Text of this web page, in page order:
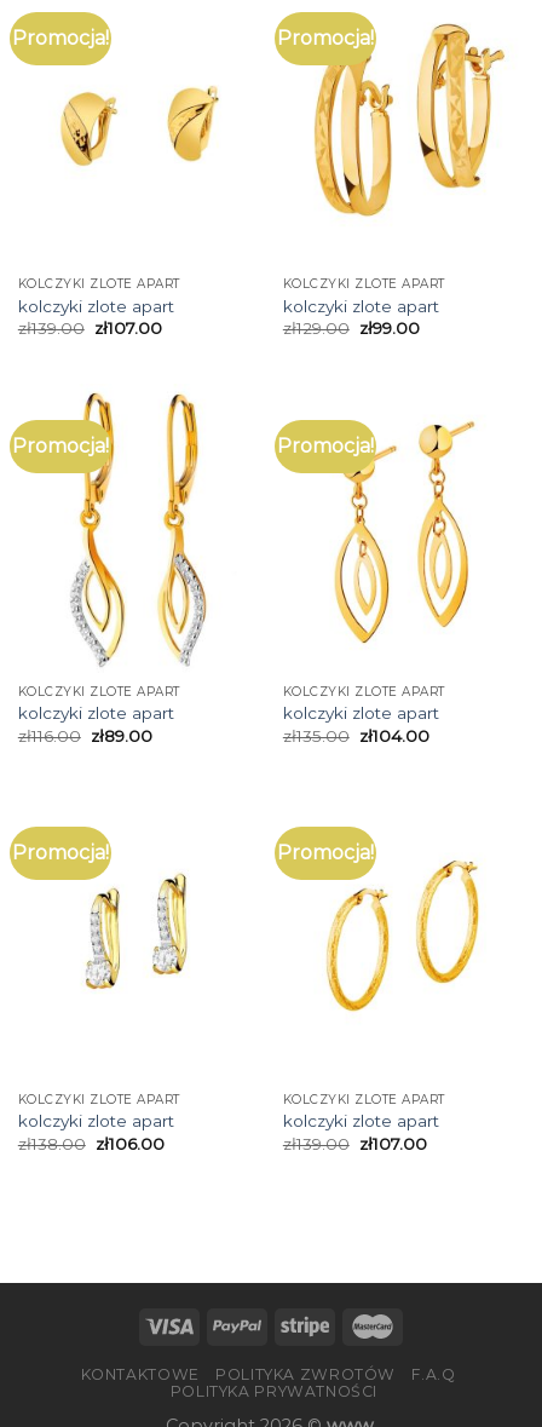
Promocja!
KOLCZYKI ZLOTE APART
kolczyki zlote apart
zł139.00 zł107.00
Promocja!
KOLCZYKI ZLOTE APART
kolczyki zlote apart
zł129.00 zł99.00
Promocja!
KOLCZYKI ZLOTE APART
kolczyki zlote apart
zł116.00 zł89.00
Promocja!
KOLCZYKI ZLOTE APART
kolczyki zlote apart
zł135.00 zł104.00
Promocja!
KOLCZYKI ZLOTE APART
kolczyki zlote apart
zł138.00 zł106.00
Promocja!
KOLCZYKI ZLOTE APART
kolczyki zlote apart
zł139.00 zł107.00
KONTAKTOWE POLITYKA ZWROTÓW
F.A.Q
POLITYKA PRYWATNOŚCI